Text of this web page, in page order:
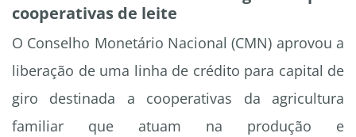
cooperativas de leite
O Conselho Monetário Nacional (CMN) aprovou a
liberação de uma linha de crédito para capital de
giro destinada a cooperativas da agricultura
familiar que atuam na produção e